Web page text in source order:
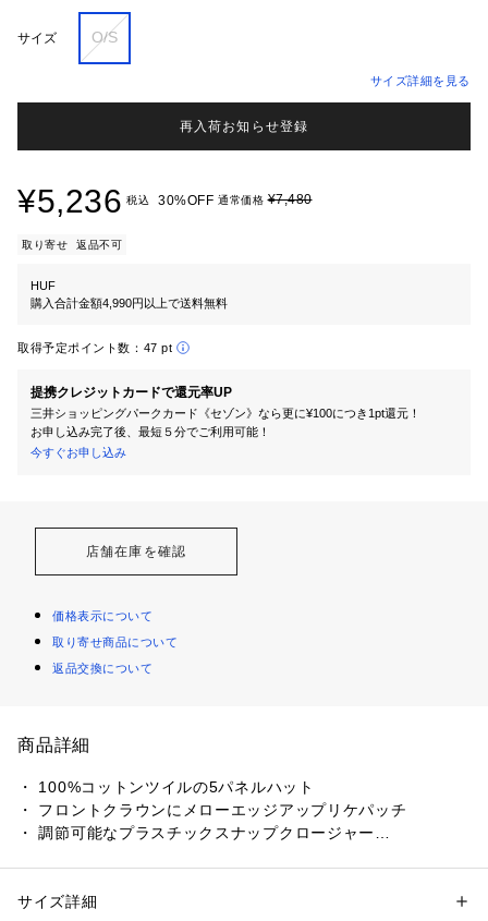
サイズ O/S
サイズ詳細を見る
再入荷お知らせ登録
¥5,236 税込 30%OFF 通常価格¥7,480
取り寄せ 返品不可
HUF
購入合計金額4,990円以上で送料無料
取得予定ポイント数： 47 pt
提携クレジットカードで還元率UP
三井ショッピングパークカード《セゾン》なら更に¥100につき1pt還元！
お申し込み完了後、最短５分でご利用可能！
今すぐお申し込み
店舗在庫を確認
価格表示について
取り寄せ商品について
返品交換について
商品詳細
・ 100%コットンツイルの5パネルハット
・ フロントクラウンにメローエッジアップリケパッチ
・ 調節可能なプラスチックスナップクロージャー
性別：レディース
サイズ詳細